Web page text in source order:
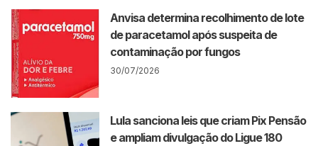
Anvisa determina recolhimento de lote
de paracetamol após suspeita de
contaminação por fungos
30/07/2026
Lula sanciona leis que criam Pix Pensão
e ampliam divulgação do Ligue 180